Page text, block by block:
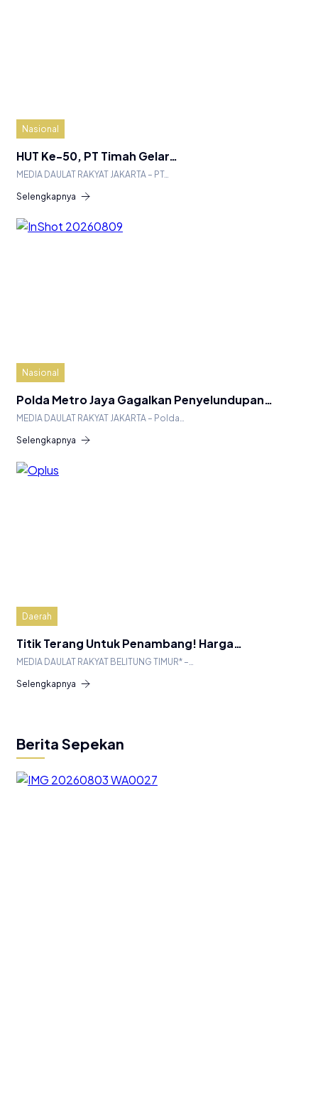
Nasional
HUT Ke-50, PT Timah Gelar…
MEDIA DAULAT RAKYAT JAKARTA – PT…
Selengkapnya
Nasional
Polda Metro Jaya Gagalkan Penyelundupan…
MEDIA DAULAT RAKYAT JAKARTA – Polda…
Selengkapnya
Daerah
Titik Terang Untuk Penambang! Harga…
MEDIA DAULAT RAKYAT BELITUNG TIMUR* –…
Selengkapnya
Berita Sepekan